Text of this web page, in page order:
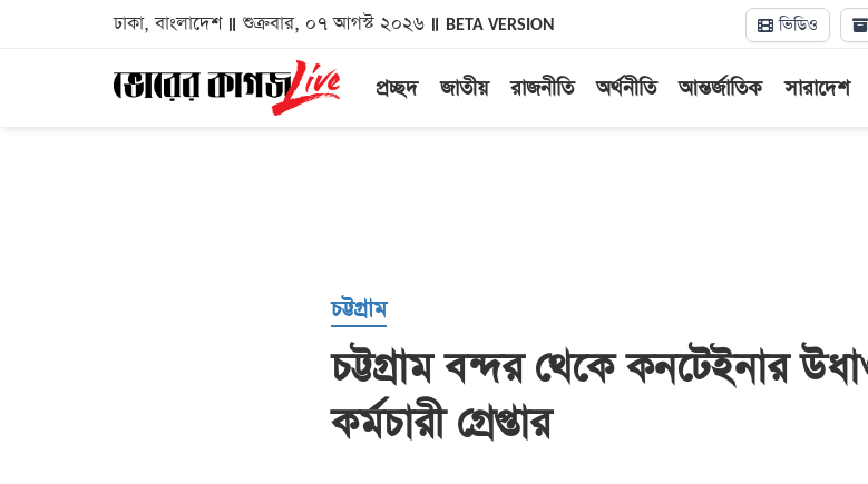
ঢাকা, বাংলাদেশ শুক্রবার, ০৭ আগস্ট ২০২৬ BETA VERSION ভিডিও
প্রচ্ছদ জাতীয় রাজনীতি অর্থনীতি আন্তর্জাতিক সারাদেশ
চট্টগ্রাম
চট্টগ্রাম বন্দর থেকে কনটেইনার
কর্মচারী গ্রেপ্তার